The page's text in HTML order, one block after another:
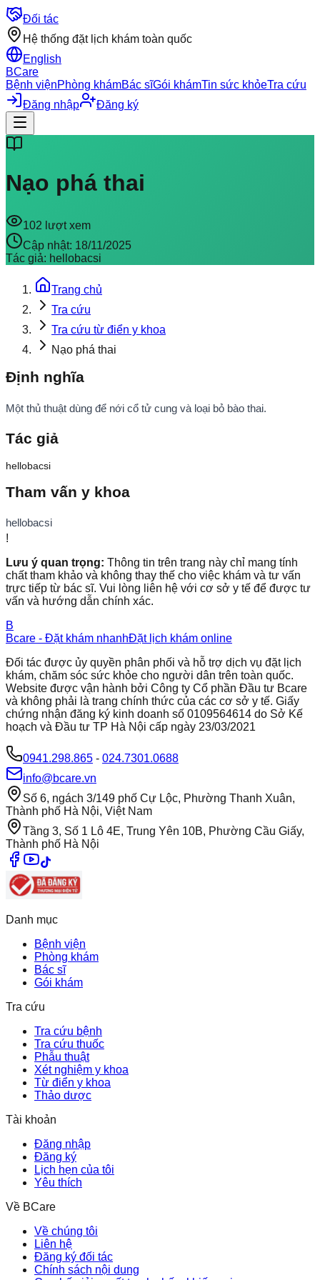
Đối tác
Hệ thống đặt lịch khám toàn quốc
English
BCare
Bệnh việnPhòng khámBác sĩGói khámTin sức khỏeTra cứu
Đăng nhập
Đăng ký
Nạo phá thai
102 lượt xem
Cập nhật: 18/11/2025
Tác giả: hellobacsi
Trang chủ
Tra cứu
Tra cứu từ điển y khoa
Nạo phá thai
Định nghĩa
Một thủ thuật dùng để nới cổ tử cung và loại bỏ bào thai.
Tác giả
hellobacsi
Tham vấn y khoa
hellobacsi
!
Lưu ý quan trọng: Thông tin trên trang này chỉ mang tính
chất tham khảo và không thay thế cho việc khám và tư vấn
trực tiếp từ bác sĩ. Vui lòng liên hệ với cơ sở y tế để được tư
vấn và hướng dẫn chính xác.
B
Bcare - Đặt khám nhanhĐặt lịch khám online
Đối tác được ủy quyền phân phối và hỗ trợ dịch vụ đặt lịch
khám, chăm sóc sức khỏe cho người dân trên toàn quốc.
Website được vận hành bởi Công ty Cổ phần Đầu tư Bcare
và không phải là trang chính thức của các cơ sở y tế. Giấy
chứng nhận đăng ký kinh doanh số 0109564614 do Sở Kế
hoạch và Đầu tư TP Hà Nội cấp ngày 23/03/2021
0941.298.865 - 024.7301.0688
info@bcare.vn
Số 6, ngách 3/149 phố Cự Lộc, Phường Thanh Xuân,
Thành phố Hà Nội, Việt Nam
Tầng 3, Số 1 Lô 4E, Trung Yên 10B, Phường Cầu Giấy,
Thành phố Hà Nội
Danh mục
Bệnh viện
Phòng khám
Bác sĩ
Gói khám
Tra cứu
Tra cứu bệnh
Tra cứu thuốc
Phẫu thuật
Xét nghiệm y khoa
Từ điển y khoa
Thảo dược
Tài khoản
Đăng nhập
Đăng ký
Lịch hẹn của tôi
Yêu thích
Về BCare
Về chúng tôi
Liên hệ
Đăng ký đối tác
Chính sách nội dung